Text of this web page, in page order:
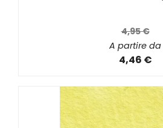
4,95 €
A partire da
4,46 €